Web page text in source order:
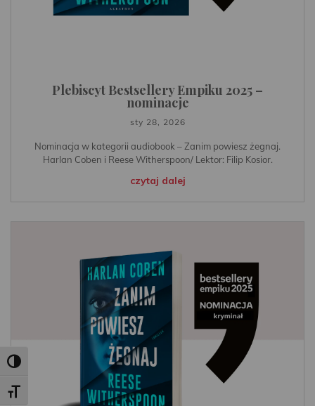
Toggle High Contrast
Toggle Font size
Plebiscyt Bestsellery Empiku 2025 –
nominacje
sty 28, 2026
Nominacja w kategorii audiobook – Zanim powiesz żegnaj.
Harlan Coben i Reese Witherspoon/ Lektor: Filip Kosior.
czytaj dalej